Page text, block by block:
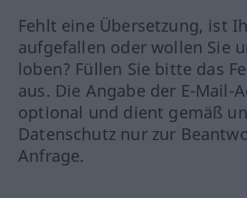
Fehlt eine Übersetzung, ist
aufgefallen oder wollen Sie
loben? Füllen Sie bitte das
aus. Die Angabe der E-Mail-
optional und dient gemäß
Datenschutz nur zur
Anfrage.